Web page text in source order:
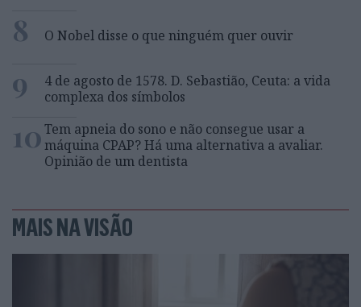
8 O Nobel disse o que ninguém quer ouvir
9
4 de agosto de 1578. D. Sebastião, Ceuta: a vida
complexa dos símbolos
10Tem apneia do sono e não consegue usar a
máquina CPAP? Há uma alternativa a avaliar.
Opinião de um dentista
MAIS NA VISÃO